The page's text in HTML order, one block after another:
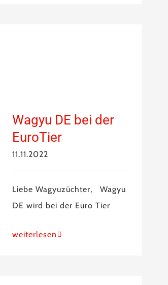
Wagyu DE bei der
EuroTier
11.11.2022
Liebe Wagyuzüchter, Wagyu
DE wird bei der Euro Tier
weiterlesen